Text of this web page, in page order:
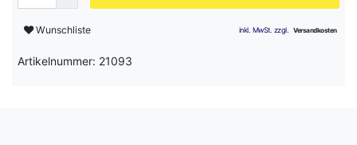
Wunschliste
Artikelnummer: 21093